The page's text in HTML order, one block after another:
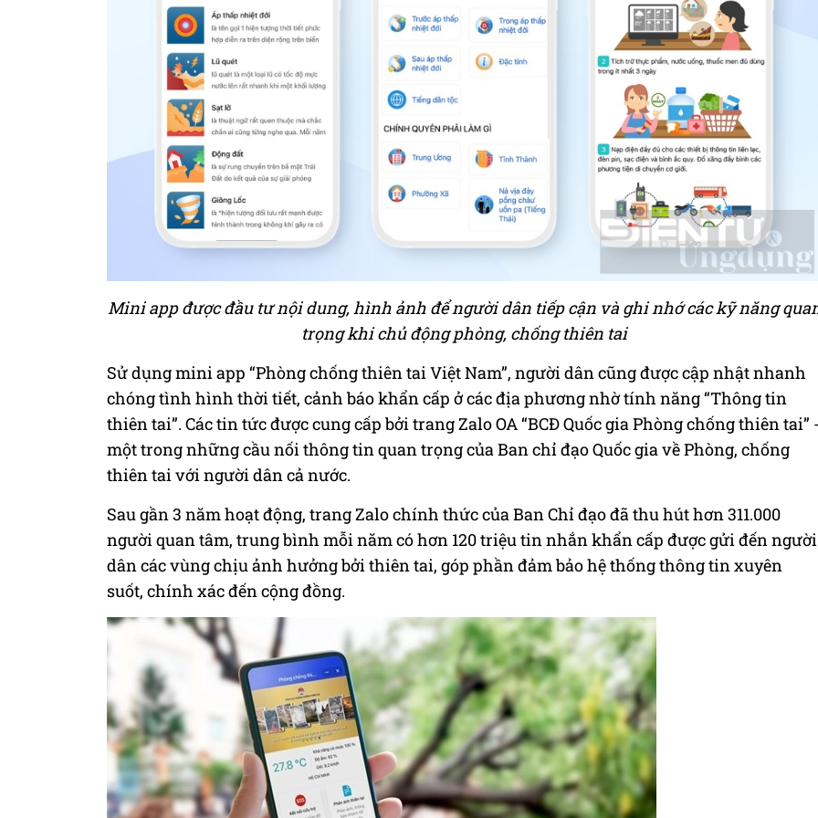
Mini app được đầu tư nội dung, hình ảnh để người dân tiếp cận và ghi nhớ các kỹ năng
trọng khi chủ động phòng, chống thiên tai
Sử dụng mini app “Phòng chống thiên tai Việt Nam”, người dân cũng được cập nhật nhanh
chóng tình hình thời tiết, cảnh báo khẩn cấp ở các địa phương nhờ tính năng “Thông tin
thiên tai”. Các tin tức được cung cấp bởi trang Zalo OA “BCĐ Quốc gia Phòng chống thiên tai”
một trong những cầu nối thông tin quan trọng của Ban chỉ đạo Quốc gia về Phòng, chống
thiên tai với người dân cả nước.
Sau gần 3 năm hoạt động, trang Zalo chính thức của Ban Chỉ đạo đã thu hút hơn 311.000
người quan tâm, trung bình mỗi năm có hơn 120 triệu tin nhắn khẩn cấp được gửi đến người
dân các vùng chịu ảnh hưởng bởi thiên tai, góp phần đảm bảo hệ thống thông tin xuyên
suốt, chính xác đến cộng đồng.